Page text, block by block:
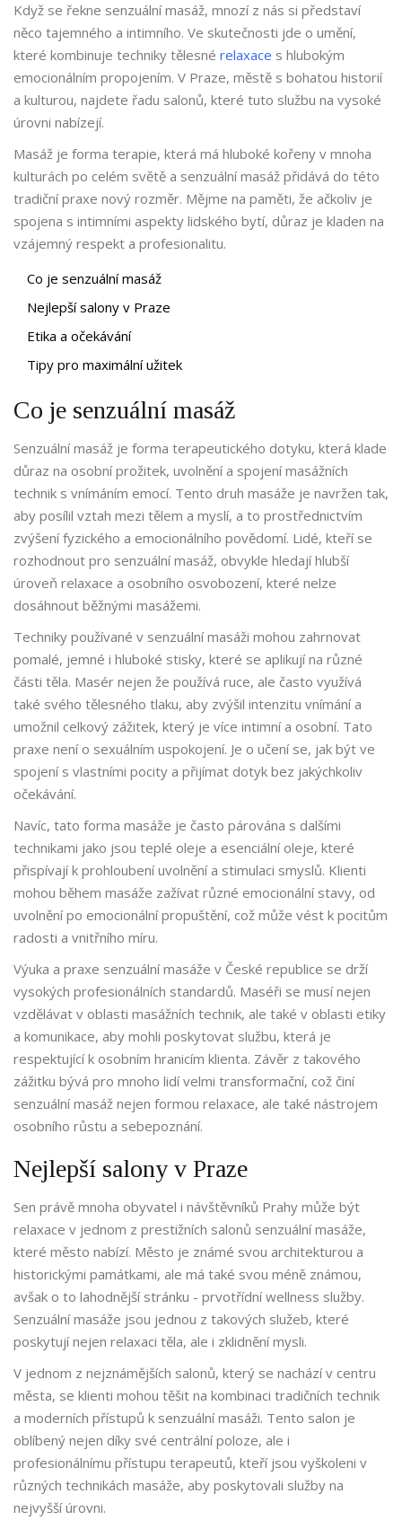
Když se řekne senzuální masáž, mnozí z nás si představí
něco tajemného a intimního. Ve skutečnosti jde o umění,
které kombinuje techniky tělesné relaxace s hlubokým
emocionálním propojením. V Praze, městě s bohatou historií
a kulturou, najdete řadu salonů, které tuto službu na vysoké
úrovni nabízejí.
Masáž je forma terapie, která má hluboké kořeny v mnoha
kulturách po celém světě a senzuální masáž přidává do této
tradiční praxe nový rozměr. Mějme na paměti, že ačkoliv je
spojena s intimními aspekty lidského bytí, důraz je kladen na
vzájemný respekt a profesionalitu.
Co je senzuální masáž
Nejlepší salony v Praze
Etika a očekávání
Tipy pro maximální užitek
Co je senzuální masáž
Senzuální masáž je forma terapeutického dotyku, která klade
důraz na osobní prožitek, uvolnění a spojení masážních
technik s vnímáním emocí. Tento druh masáže je navržen tak,
aby posílil vztah mezi tělem a myslí, a to prostřednictvím
zvýšení fyzického a emocionálního povědomí. Lidé, kteří se
rozhodnout pro senzuální masáž, obvykle hledají hlubší
úroveň relaxace a osobního osvobození, které nelze
dosáhnout běžnými masážemi.
Techniky používané v senzuální masáži mohou zahrnovat
pomalé, jemné i hluboké stisky, které se aplikují na různé
části těla. Masér nejen že používá ruce, ale často využívá
také svého tělesného tlaku, aby zvýšil intenzitu vnímání a
umožnil celkový zážitek, který je více intimní a osobní. Tato
praxe není o sexuálním uspokojení. Je o učení se, jak být ve
spojení s vlastními pocity a přijímat dotyk bez jakýchkoliv
očekávání.
Navíc, tato forma masáže je často párována s dalšími
technikami jako jsou teplé oleje a esenciální oleje, které
přispívají k prohloubení uvolnění a stimulaci smyslů. Klienti
mohou během masáže zažívat různé emocionální stavy, od
uvolnění po emocionální propuštění, což může vést k pocitům
radosti a vnitřního míru.
Výuka a praxe senzuální masáže v České republice se drží
vysokých profesionálních standardů. Maséři se musí nejen
vzdělávat v oblasti masážních technik, ale také v oblasti etiky
a komunikace, aby mohli poskytovat službu, která je
respektující k osobním hranicím klienta. Závěr z takového
zážitku bývá pro mnoho lidí velmi transformační, což činí
senzuální masáž nejen formou relaxace, ale také nástrojem
osobního růstu a sebepoznání.
Nejlepší salony v Praze
Sen právě mnoha obyvatel i návštěvníků Prahy může být
relaxace v jednom z prestižních salonů senzuální masáže,
které město nabízí. Město je známé svou architekturou a
historickými památkami, ale má také svou méně známou,
avšak o to lahodnější stránku - prvotřídní wellness služby.
Senzuální masáže jsou jednou z takových služeb, které
poskytují nejen relaxaci těla, ale i zklidnění mysli.
V jednom z nejznámějších salonů, který se nachází v centru
města, se klienti mohou těšit na kombinaci tradičních technik
a moderních přístupů k senzuální masáži. Tento salon je
oblíbený nejen díky své centrální poloze, ale i
profesionálnímu přístupu terapeutů, kteří jsou vyškoleni v
různých technikách masáže, aby poskytovali služby na
nejvyšší úrovni.